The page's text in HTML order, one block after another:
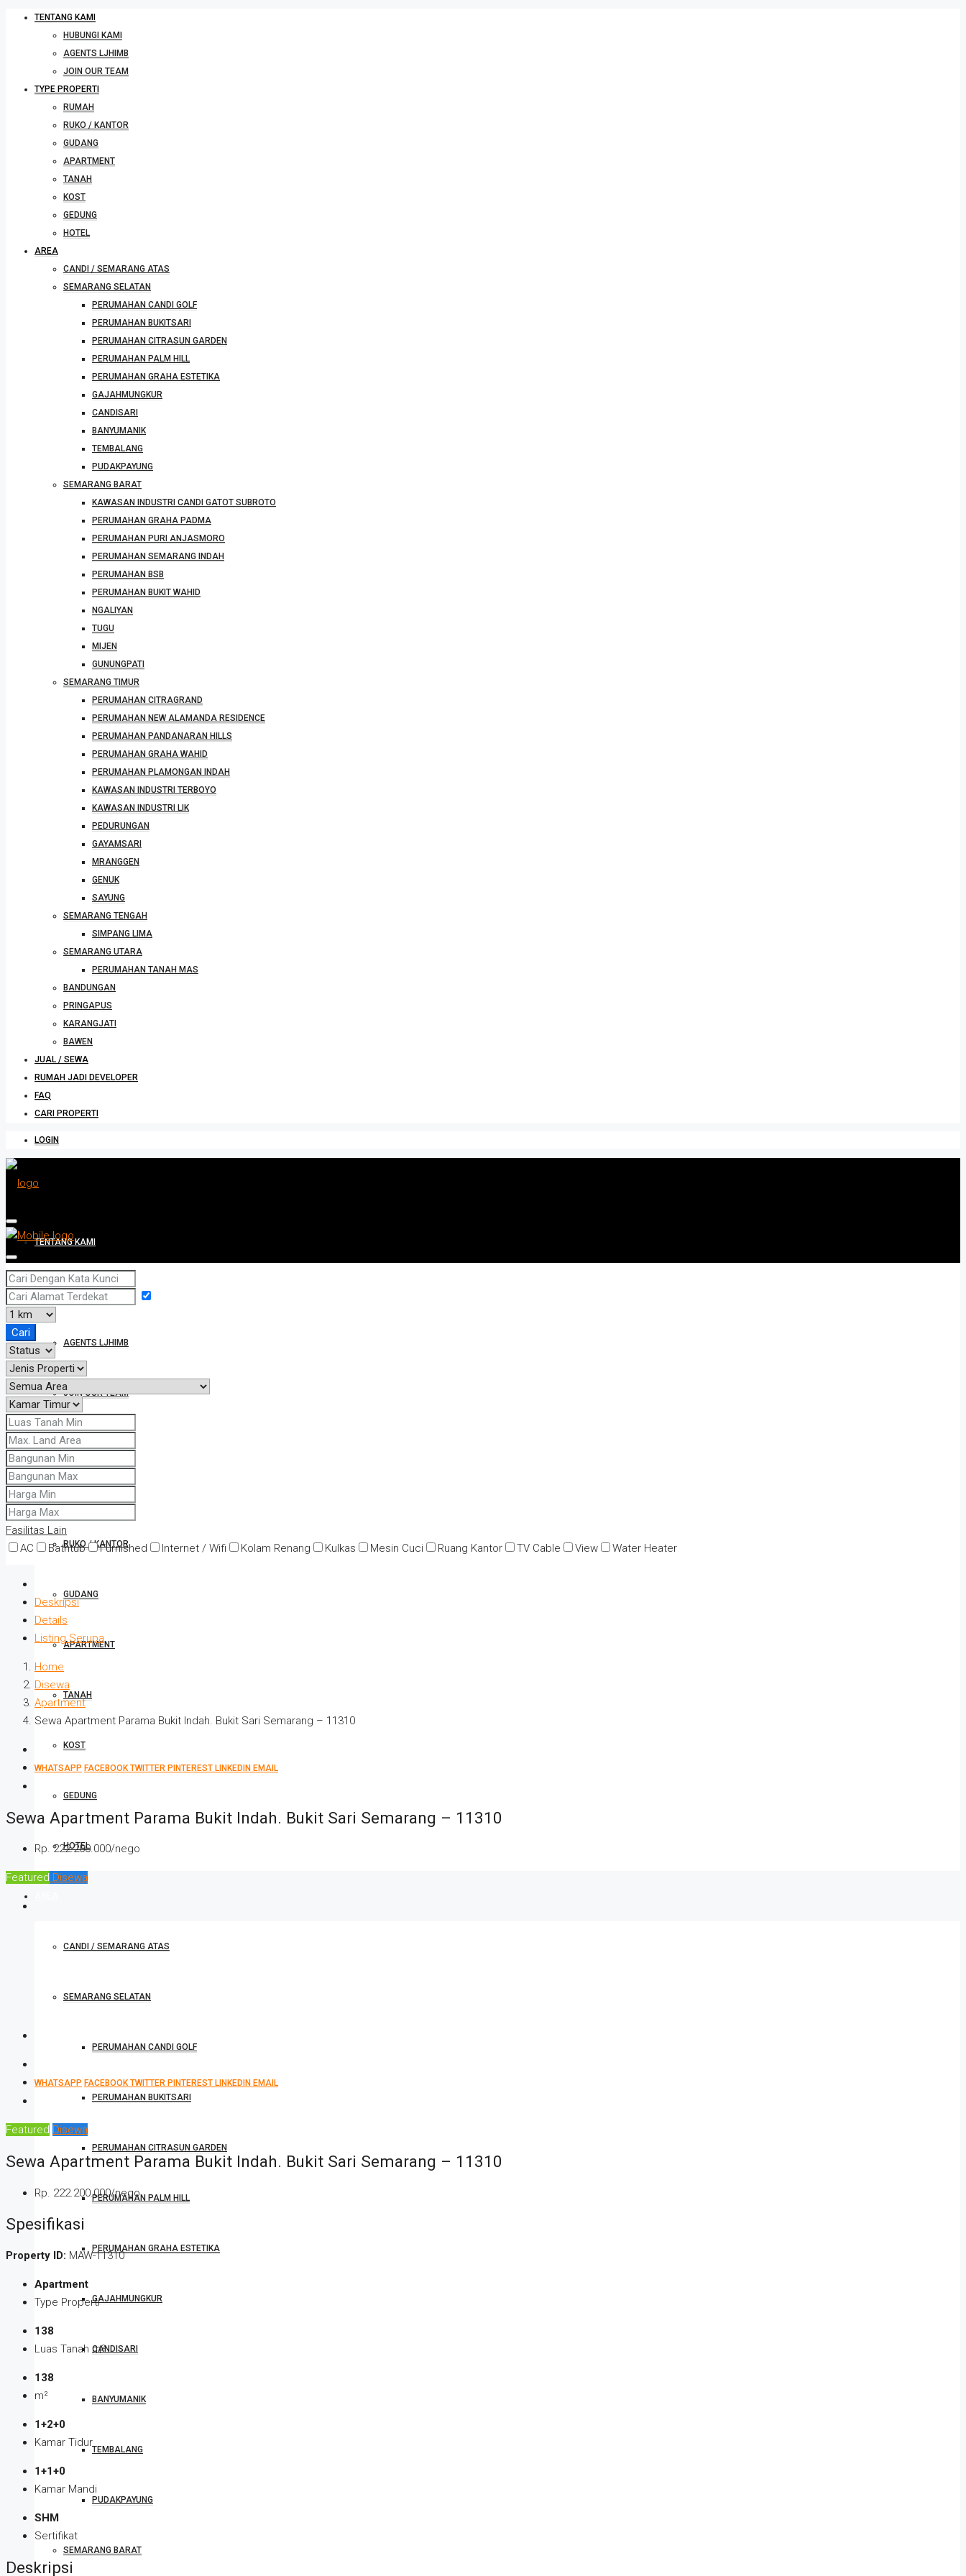
TENTANG KAMI
HUBUNGI KAMI
AGENTS LJHIMB
JOIN OUR TEAM
TYPE PROPERTI
RUMAH
RUKO / KANTOR
GUDANG
APARTMENT
TANAH
KOST
GEDUNG
HOTEL
AREA
CANDI / SEMARANG ATAS
SEMARANG SELATAN
PERUMAHAN CANDI GOLF
PERUMAHAN BUKITSARI
PERUMAHAN CITRASUN GARDEN
PERUMAHAN PALM HILL
PERUMAHAN GRAHA ESTETIKA
GAJAHMUNGKUR
CANDISARI
BANYUMANIK
TEMBALANG
PUDAKPAYUNG
SEMARANG BARAT
KAWASAN INDUSTRI CANDI GATOT SUBROTO
PERUMAHAN GRAHA PADMA
PERUMAHAN PURI ANJASMORO
PERUMAHAN SEMARANG INDAH
PERUMAHAN BSB
PERUMAHAN BUKIT WAHID
NGALIYAN
TUGU
MIJEN
GUNUNGPATI
SEMARANG TIMUR
PERUMAHAN CITRAGRAND
PERUMAHAN NEW ALAMANDA RESIDENCE
PERUMAHAN PANDANARAN HILLS
PERUMAHAN GRAHA WAHID
PERUMAHAN PLAMONGAN INDAH
KAWASAN INDUSTRI TERBOYO
KAWASAN INDUSTRI LIK
PEDURUNGAN
GAYAMSARI
MRANGGEN
GENUK
SAYUNG
SEMARANG TENGAH
SIMPANG LIMA
SEMARANG UTARA
PERUMAHAN TANAH MAS
BANDUNGAN
PRINGAPUS
KARANGJATI
BAWEN
JUAL / SEWA
RUMAH JADI DEVELOPER
FAQ
CARI PROPERTI
LOGIN
TENTANG KAMI
HUBUNGI KAMI
AGENTS LJHIMB
JOIN OUR TEAM
TYPE PROPERTI
RUKO / KANTOR
GUDANG
APARTMENT
TANAH
KOST
GEDUNG
HOTEL
CANDI / SEMARANG ATAS
SEMARANG SELATAN
PERUMAHAN CANDI GOLF
PERUMAHAN BUKITSARI
PERUMAHAN CITRASUN GARDEN
PERUMAHAN PALM HILL
PERUMAHAN GRAHA ESTETIKA
GAJAHMUNGKUR
CANDISARI
BANYUMANIK
TEMBALANG
PUDAKPAYUNG
SEMARANG BARAT
Cari
Fasilitas Lain
AC
Bathtub Furnished Internet / Wifi Kolam Renang Kulkas Mesin Cuci Ruang Kantor TV Cable View Water Heater
Deskripsi
Details
Listing Serupa
Home
Disewa
Apartment
Sewa Apartment Parama Bukit Indah. Bukit Sari Semarang – 11310
WHATSAPP FACEBOOKTWITTER PINTEREST LINKEDIN EMAIL
Sewa Apartment Parama Bukit Indah. Bukit Sari Semarang – 11310
Rp. 222.200.000/nego
Featured Disewa
WHATSAPP FACEBOOKTWITTER PINTEREST LINKEDIN EMAIL
Featured Disewa
Sewa Apartment Parama Bukit Indah. Bukit Sari Semarang – 11310
Rp. 222.200.000/nego
Spesifikasi
Property ID: MAW-11310
Apartment
Type Properti
138
Luas Tanah m²
138
m²
1+2+0
Kamar Tidur
1+1+0
Kamar Mandi
SHM
Sertifikat
Deskripsi